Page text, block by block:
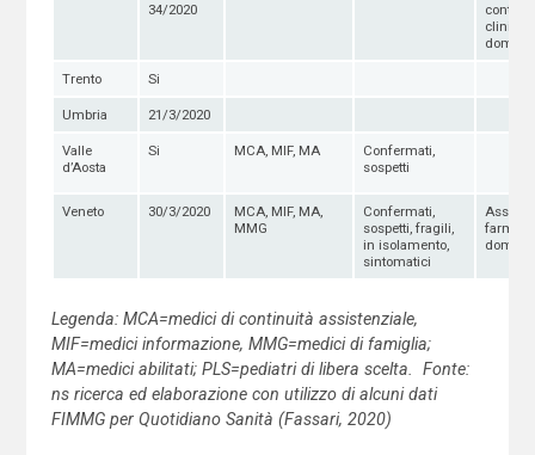
34/2020
controlli
clinici
Trento Si
Umbria 21/3/2020
Valle
d’Aosta
Si MCA, MIF, MA
Confermati,
sospetti
Veneto 30/3/2020
MCA, MIF, MA,
MMG
Confermati,
sospetti, fragili,
in isolamento,
sintomatici
farmaci
Legenda: MCA=medici di continuità assistenziale,
MIF=medici informazione, MMG=medici di famiglia;
MA=medici abilitati; PLS=pediatri di libera scelta. Fonte:
ns ricerca ed elaborazione con utilizzo di alcuni dati
FIMMG per Quotidiano Sanità (Fassari, 2020)